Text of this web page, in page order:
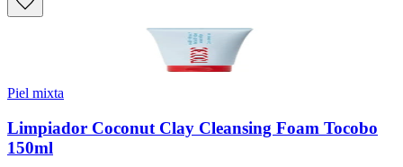
Piel mixta
Limpiador Coconut Clay Cleansing Foam Tocobo
150ml